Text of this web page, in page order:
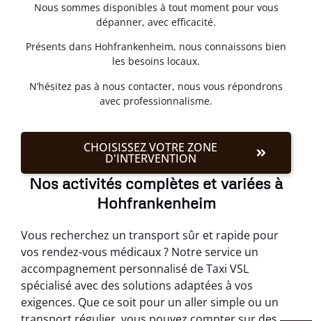
Nous sommes disponibles à tout moment pour vous
dépanner, avec efficacité.
Présents dans Hohfrankenheim, nous connaissons bien
les besoins locaux.
N’hésitez pas à nous contacter, nous vous répondrons
avec professionnalisme.
CHOISISSEZ VOTRE ZONE
D'INTERVENTION
Nos activités complètes et variées à
Hohfrankenheim
Vous recherchez un transport sûr et rapide pour
vos rendez-vous médicaux ? Notre service un
accompagnement personnalisé de Taxi VSL
spécialisé avec des solutions adaptées à vos
exigences. Que ce soit pour un aller simple ou un